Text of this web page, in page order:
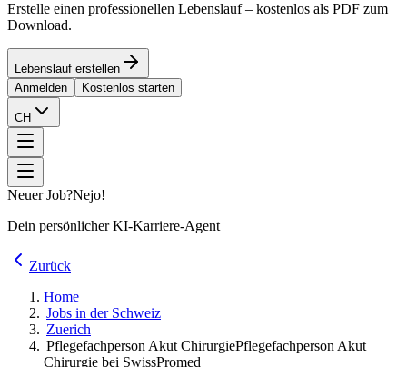
Erstelle einen professionellen Lebenslauf – kostenlos als PDF zum
Download.
Lebenslauf erstellen
Anmelden
Kostenlos starten
CH
Neuer Job?Nejo!
Dein persönlicher KI-Karriere-Agent
Zurück
Home
|Jobs in der Schweiz
|Zuerich
|Pflegefachperson Akut ChirurgiePflegefachperson Akut
Chirurgie bei SwissPromed